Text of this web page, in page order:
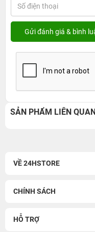
SẢN PHẨM LIÊN QUAN
VỀ 24HSTORE
CHÍNH SÁCH
HỖ TRỢ